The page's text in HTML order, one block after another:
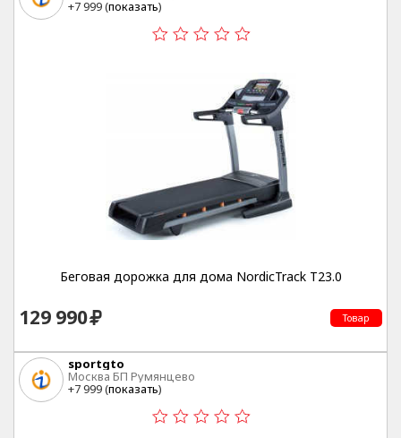
+7 999 (показать)
Беговая дорожка для дома NordicTrack T23.0
129 990 Товар
sportgto
Москва БП Румянцево
+7 999 (показать)